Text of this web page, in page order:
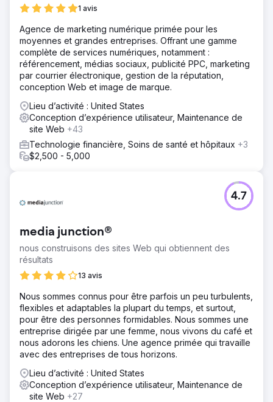
Les équipes produit ont considérablement réduit les
améliorant la cohérence et la qualité des interfaces. Le
nouveau système a permis aux équipes transverses de
livrer plus rapidement et en toute confiance. Devenu une
source de référence centrale, le système de conception
a permis à l'organisation de proposer des solutions d'IA
innovantes à l'échelle de l'entreprise, avec clarté et
efficacité. Neuron continue de soutenir leur évolution
grâce à un accompagnement continu en conception de
produits, dans le cadre d'un partenariat de trois ans.
Vers la page de l'agence
1 avis
Agence de marketing numérique primée pour les
moyennes et grandes entreprises. Offrant une gamme
complète de services numériques, notamment :
référencement, médias sociaux, publicité PPC, marketing
par courrier électronique, gestion de la réputation,
conception Web et image de marque.
Lieu d’activité : United States
Conception d’expérience utilisateur, Maintenance de
site Web +43
Technologie financière, Soins de santé et hôpitaux +3
$2,500 - 5,000
media junction®
nous construisons des sites Web qui obtiennent des
résultats
13 avis
4.7
Nous sommes connus pour être parfois un peu turbulents,
flexibles et adaptables la plupart du temps, et surtout,
pour être des personnes formidables. Nous sommes une
entreprise dirigée par une femme, nous vivons du café et
nous adorons les chiens. Une agence primée qui travaille
avec des entreprises de tous horizons.
Lieu d’activité : United States
Conception d’expérience utilisateur, Maintenance de
site Web +27